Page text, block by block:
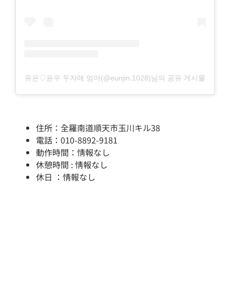
유은♡윤우 두자매 엄마(@eunjin.1028)님의 공유 게시물
住所：全羅南道順天市玉川キル38
電話：010-8892-9181
動作時間：情報なし
休憩時間 : 情報なし
休日 ：情報なし